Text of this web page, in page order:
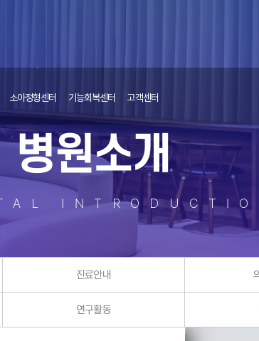
소아정형센터 기능회복센터 고객센터
진료안내
연구활동
병원소개